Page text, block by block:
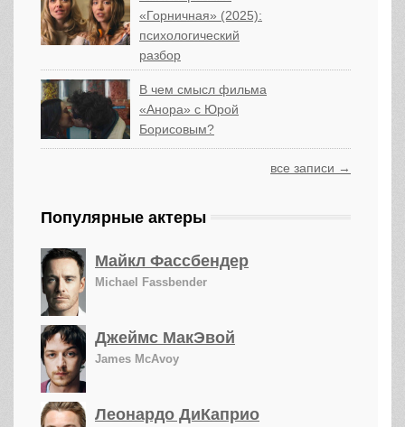
«Горничная» (2025):
психологический
разбор
В чем смысл фильма
«Анора» с Юрой
Борисовым?
все записи →
Популярные актеры
Майкл Фассбендер
Michael Fassbender
Джеймс МакЭвой
James McAvoy
Леонардо ДиКаприо